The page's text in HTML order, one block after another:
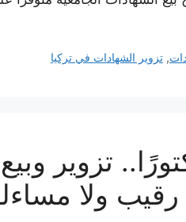
,تزوير الشهادات في تركيا
تزوير
رقيب ولا